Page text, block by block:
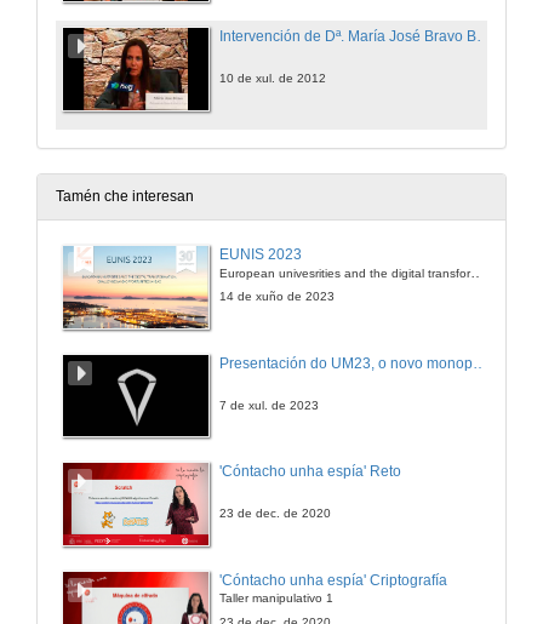
Intervención de Dª. María José Bravo Bosch
10 de xul. de 2012
Tamén che interesan
EUNIS 2023
European univesrities and the digital transformation: challenges and opportunities ahead
14 de xuño de 2023
7 de xul. de 2023
'Cóntacho unha espía' Reto
23 de dec. de 2020
'Cóntacho unha espía' Criptografía
Taller manipulativo 1